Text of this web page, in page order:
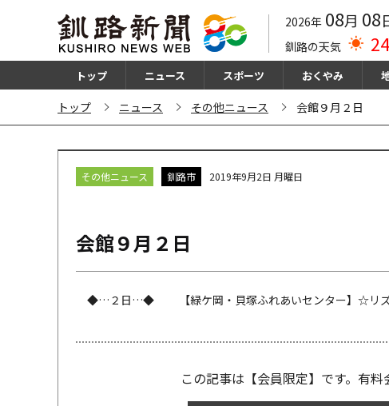
2026年 08月 08
釧路の天気
トップ ニュース スポーツ おくやみ
トップ ニュース その他ニュース 会館９月２日
その他ニュース 釧路市 2019年9月2日 月曜日
会館９月２日
◆…２日…◆ 【緑ケ岡・貝塚ふれあいセンター】☆リズ
この記事は【会員限定】です。有